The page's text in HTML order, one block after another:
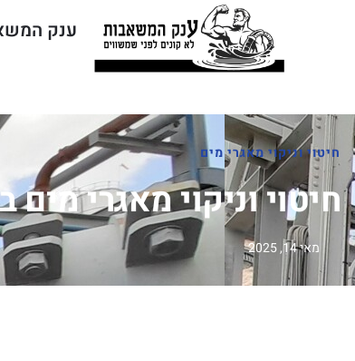
ענק
חיטוי וניקוי מאגרי מים
חיטוי וניקוי מאגרי
מאי 14, 2025